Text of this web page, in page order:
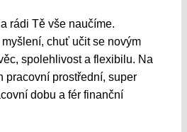
rádi Tě vše naučíme.
chuť učit se novým
spolehlivost a flexibilu. Na
pracovní prostřední, super
dobu a fér finanční